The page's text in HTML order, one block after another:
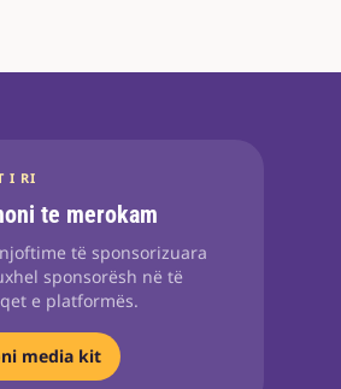
I RI
te merokam
të sponsorizuara
sponsorësh në të
e platformës.
media kit